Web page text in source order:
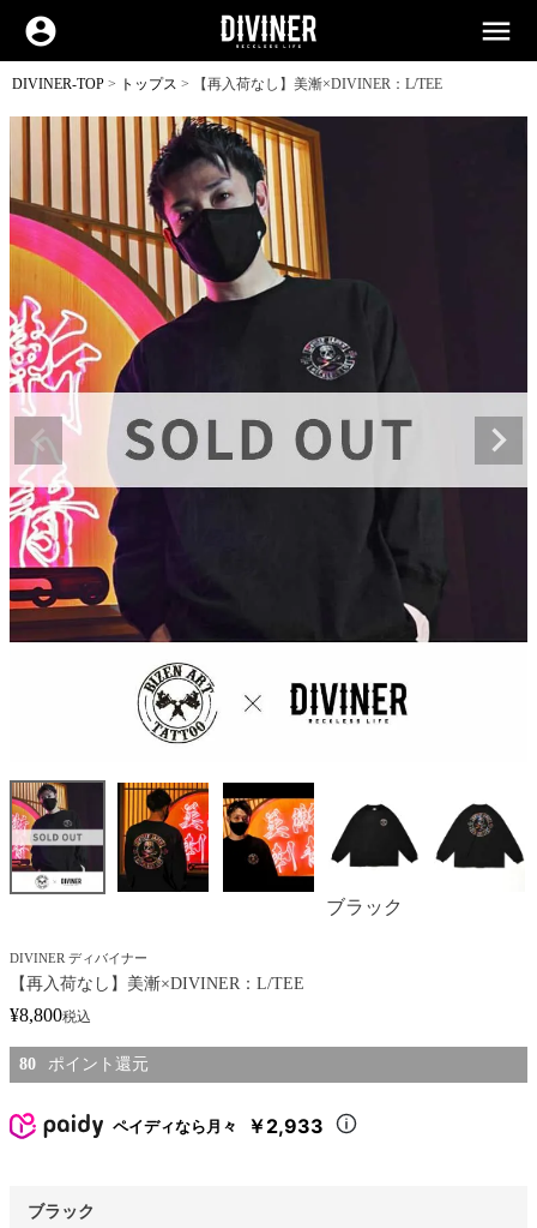
account_circle menu
DIVINER-TOP トップス 【再入荷なし】美漸×DIVINER：L/TEE
ブラック
DIVINER ディバイナー
【再入荷なし】美漸×DIVINER：L/TEE
¥8,800税込
80
ペイディなら月々 ￥2,933
ブラック